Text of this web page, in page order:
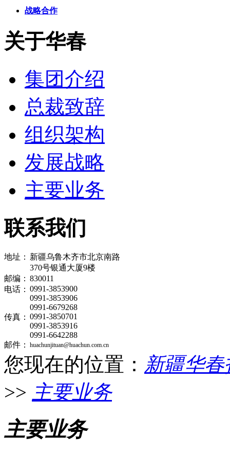
战略合作
关于华春
集团介绍
总裁致辞
组织架构
发展战略
主要业务
联系我们
地址： 新疆乌鲁木齐市北京南路
370号银通大厦9楼
邮编： 830011
电话： 0991-3853900
0991-3853906
0991-6679268
传真： 0991-3850701
0991-3853916
0991-6642288
邮件：
huachunjituan@huachun.com.cn
您现在的位置： 新疆华
>> 主要业务
主要业务